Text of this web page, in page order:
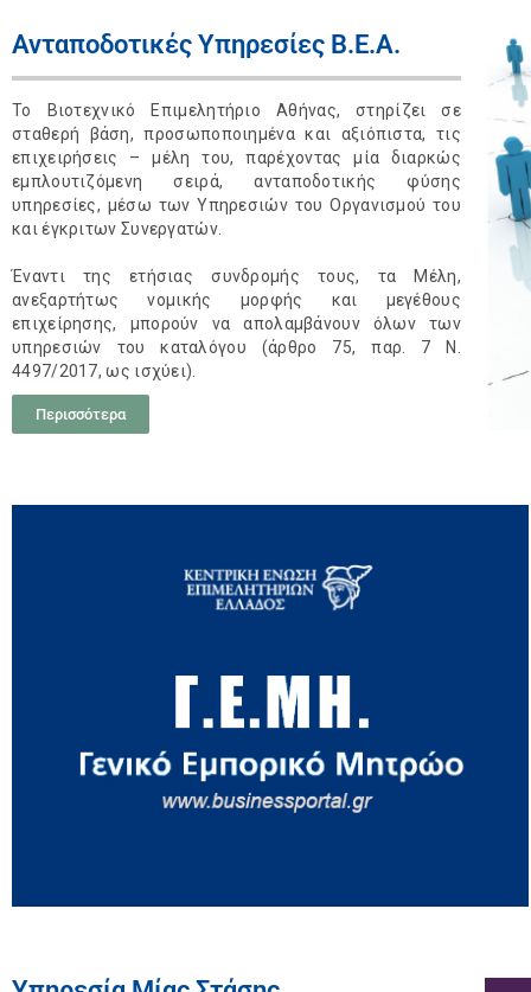
Ανταποδοτικές Υπηρεσίες Β.Ε.Α.
Το Βιοτεχνικό Επιμελητήριο Αθήνας, στηρίζει σε
σταθερή βάση, προσωποποιημένα και αξιόπιστα, τις
επιχειρήσεις – μέλη του, παρέχοντας μία διαρκώς
εμπλουτιζόμενη σειρά, ανταποδοτικής φύσης
υπηρεσίες, μέσω των Υπηρεσιών του Οργανισμού του
και έγκριτων Συνεργατών.
Έναντι της ετήσιας συνδρομής τους, τα Μέλη,
ανεξαρτήτως νομικής μορφής και μεγέθους
επιχείρησης, μπορούν να απολαμβάνουν όλων των
υπηρεσιών του καταλόγου (άρθρο 75, παρ. 7 Ν.
4497/2017, ως ισχύει).
Περισσότερα